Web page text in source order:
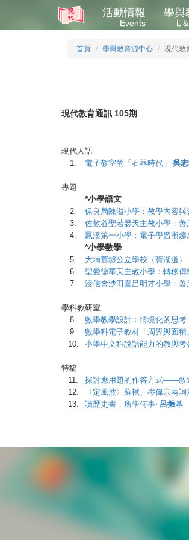
活動情報
Events
學與
L
首頁 學與教資源中心 現代教
現代教育通訊 105期
現代人語
1.
電子教室的「石器時代」‧吳
專題
*小學語文
2.
保良局陳溢小學：教學內容
3.
佐敦谷聖若瑟天主教小學：
4.
鳳溪第一小學：電子學習漸
*小學數學
5.
大埔舊墟公立學校（寶湖道
6.
聖愛德華天主教小學：轉移
7.
浸信會沙田圍呂明才小學：
學科教研室
8.
數學教學設計︰情境化的思考
9.
數學科電子教材「周界與面
10.
小學中文科說話能力的教與考
特稿
11.
探討應用題的作答方式——敘
12.
〈定風波〉蘇軾、岑偉宗兩
13.
讀歷史書，所學何事‧ 呂振基